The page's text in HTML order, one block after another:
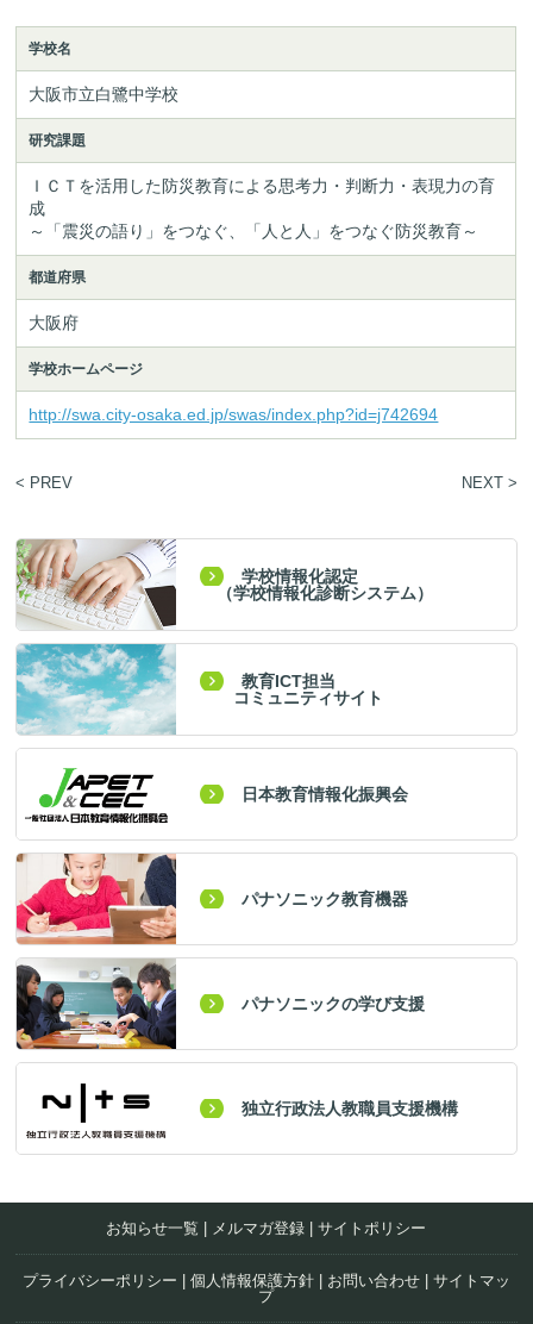
学校名
大阪市立白鷺中学校
研究課題
ＩＣＴを活用した防災教育による思考力・判断力・表現力の育
成
～「震災の語り」をつなぐ、「人と人」をつなぐ防災教育～
都道府県
大阪府
学校ホームページ
http://swa.city-osaka.ed.jp/swas/index.php?id=j742694
< PREV NEXT >
学校情報化認定
（学校情報化診断システム）
教育ICT担当
コミュニティサイト
日本教育情報化振興会
パナソニック教育機器
パナソニックの学び支援
独立行政法人教職員支援機構
お知らせ一覧 メルマガ登録 |サイトポリシー
プライバシーポリシー 個人情報保護方針| お問い合わせ| サイトマッ
プ